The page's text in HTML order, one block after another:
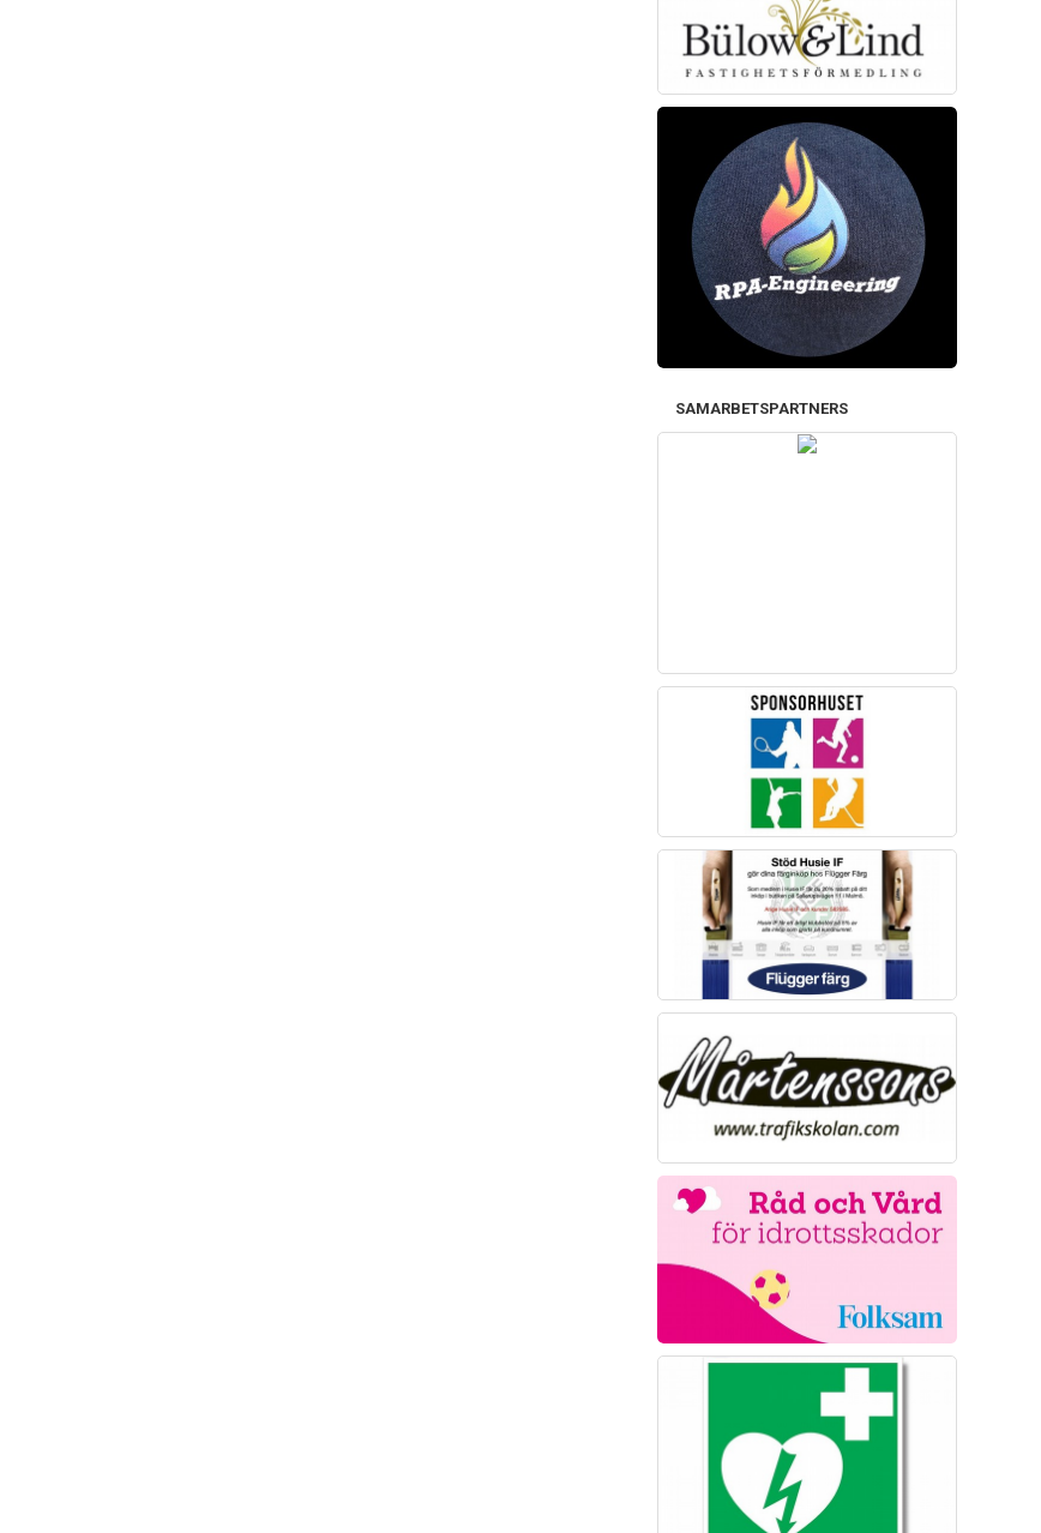
SAMARBETSPARTNERS